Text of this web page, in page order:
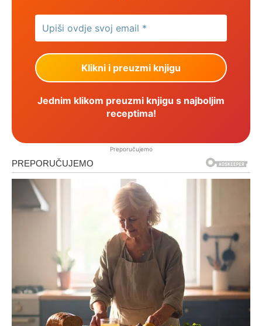
Jednim klikom preuzmi knjigu s najboljim
receptima!
Preporučujemo